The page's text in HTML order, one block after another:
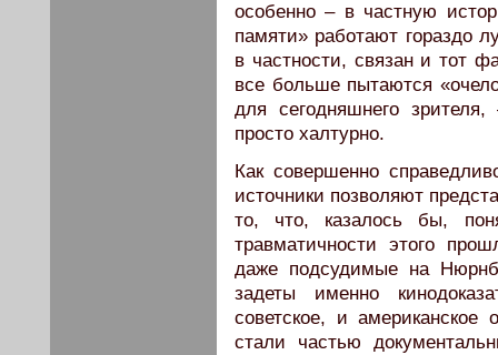
особенно – в частную
памяти» работают гораздо
в частности, связан и тот
все больше пытаются
для сегодняшнего
просто халтурно.
Как совершенно
источники позволяют
то, что, казалось бы,
травматичности этого
даже подсудимые на
задеты именно
советское, и американское
стали частью